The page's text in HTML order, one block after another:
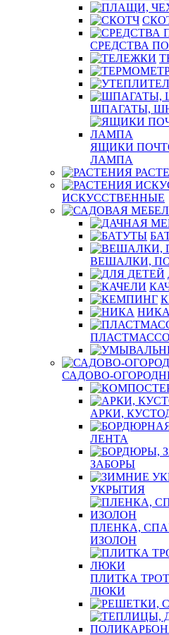
СРЕДСТВА
ШПАГАТЫ,
ЯЩИКИ
ЛАМПА
ИСКУССТВЕННЫЕ
ВЕШАЛКИ,
НИКА
САДОВО-
АРКИ,
ЛЕНТА
ЗАБОРЫ
УКРЫТИЯ
ПЛЕНКА,
ИЗОЛОН
ПЛИТКА
ЛЮКИ